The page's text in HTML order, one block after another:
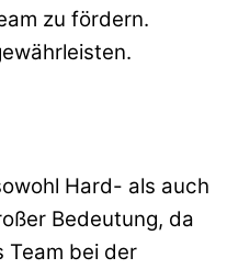
zu fördern.
Hard- als auch
Bedeutung, da
Team bei der